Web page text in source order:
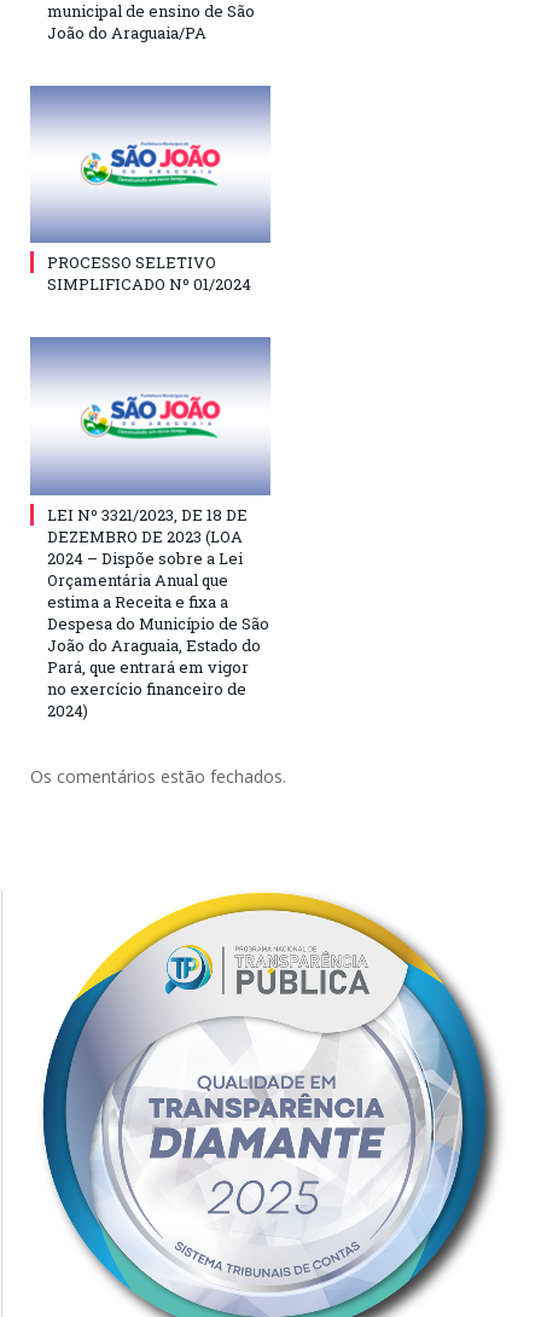
municipal de ensino de São
João do Araguaia/PA
PROCESSO SELETIVO
SIMPLIFICADO Nº 01/2024
LEI Nº 3321/2023, DE 18 DE
DEZEMBRO DE 2023 (LOA
2024 – Dispõe sobre a Lei
Orçamentária Anual que
estima a Receita e fixa a
Despesa do Município de São
João do Araguaia, Estado do
Pará, que entrará em vigor
no exercício financeiro de
2024)
Os comentários estão fechados.